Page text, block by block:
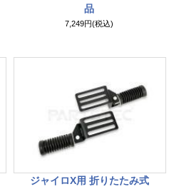
品
7,249円(税込)
ジャイロX用 折りたたみ式